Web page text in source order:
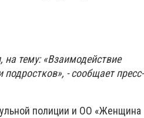
тему: «Взаимодействие
- сообщает пресс-
полиции и ОО «Женщина